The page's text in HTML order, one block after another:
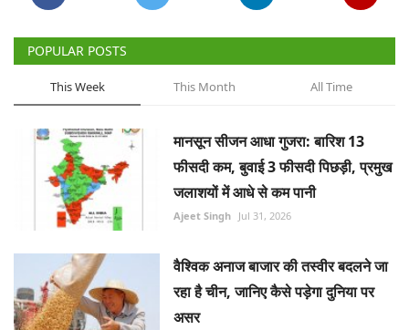
Agriculture Conclave and NACOF
Awards 2022
Agri Start-Ups
English Hindi
POPULAR POSTS
This Week This Month All Time
मानसून सीजन आधा गुजरा: बारिश 13
फीसदी कम, बुवाई 3 फीसदी पिछड़ी, प्रमुख
जलाशयों में आधे से कम पानी
Ajeet Singh Jul 31, 2026
वैश्विक अनाज बाजार की तस्वीर बदलने जा
रहा है चीन, जानिए कैसे पड़ेगा दुनिया पर
असर